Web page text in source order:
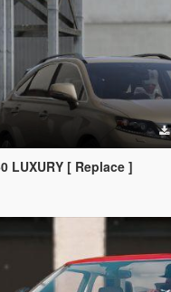
LUXURY [ Replace ]